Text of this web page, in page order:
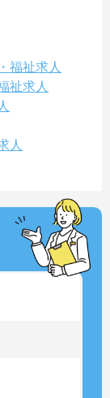
福祉求人
祉求人
人